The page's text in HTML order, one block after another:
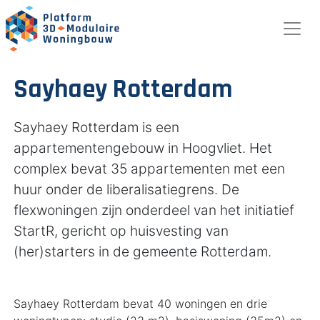
Sayhaey Rotterdam
Sayhaey Rotterdam is een
appartementengebouw in Hoogvliet. Het
complex bevat 35 appartementen met een
huur onder de liberalisatiegrens. De
flexwoningen zijn onderdeel van het initiatief
StartR, gericht op huisvesting van
(her)starters in de gemeente Rotterdam.
Sayhaey Rotterdam bevat 40 woningen en drie